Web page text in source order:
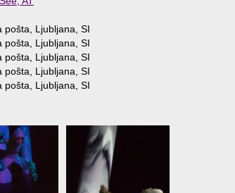
pošta, Ljubljana, SI
pošta, Ljubljana, SI
pošta, Ljubljana, SI
pošta, Ljubljana, SI
pošta, Ljubljana, SI